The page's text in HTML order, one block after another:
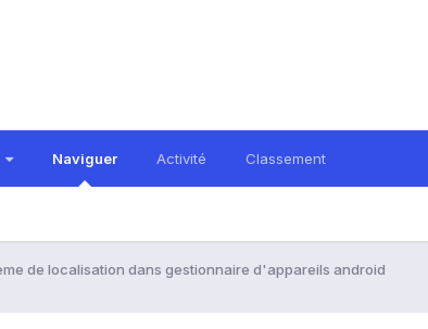
Naviguer Activité Classement
de localisation dans gestionnaire d'appareils android